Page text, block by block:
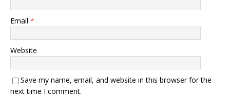
Email *
Website
Save my name, email, and website in this browser for the
next time I comment.